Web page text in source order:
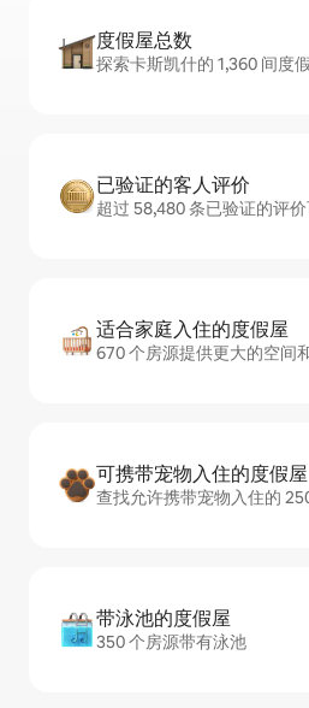
度假屋总数
探索卡斯凯什的 1,360 间度
已验证的客人评价
超过 58,480 条已验证的评
适合家庭入住的度假屋
670 个房源提供更大的空间
可携带宠物入住的度假屋
查找允许携带宠物入住的
带泳池的度假屋
350 个房源带有泳池